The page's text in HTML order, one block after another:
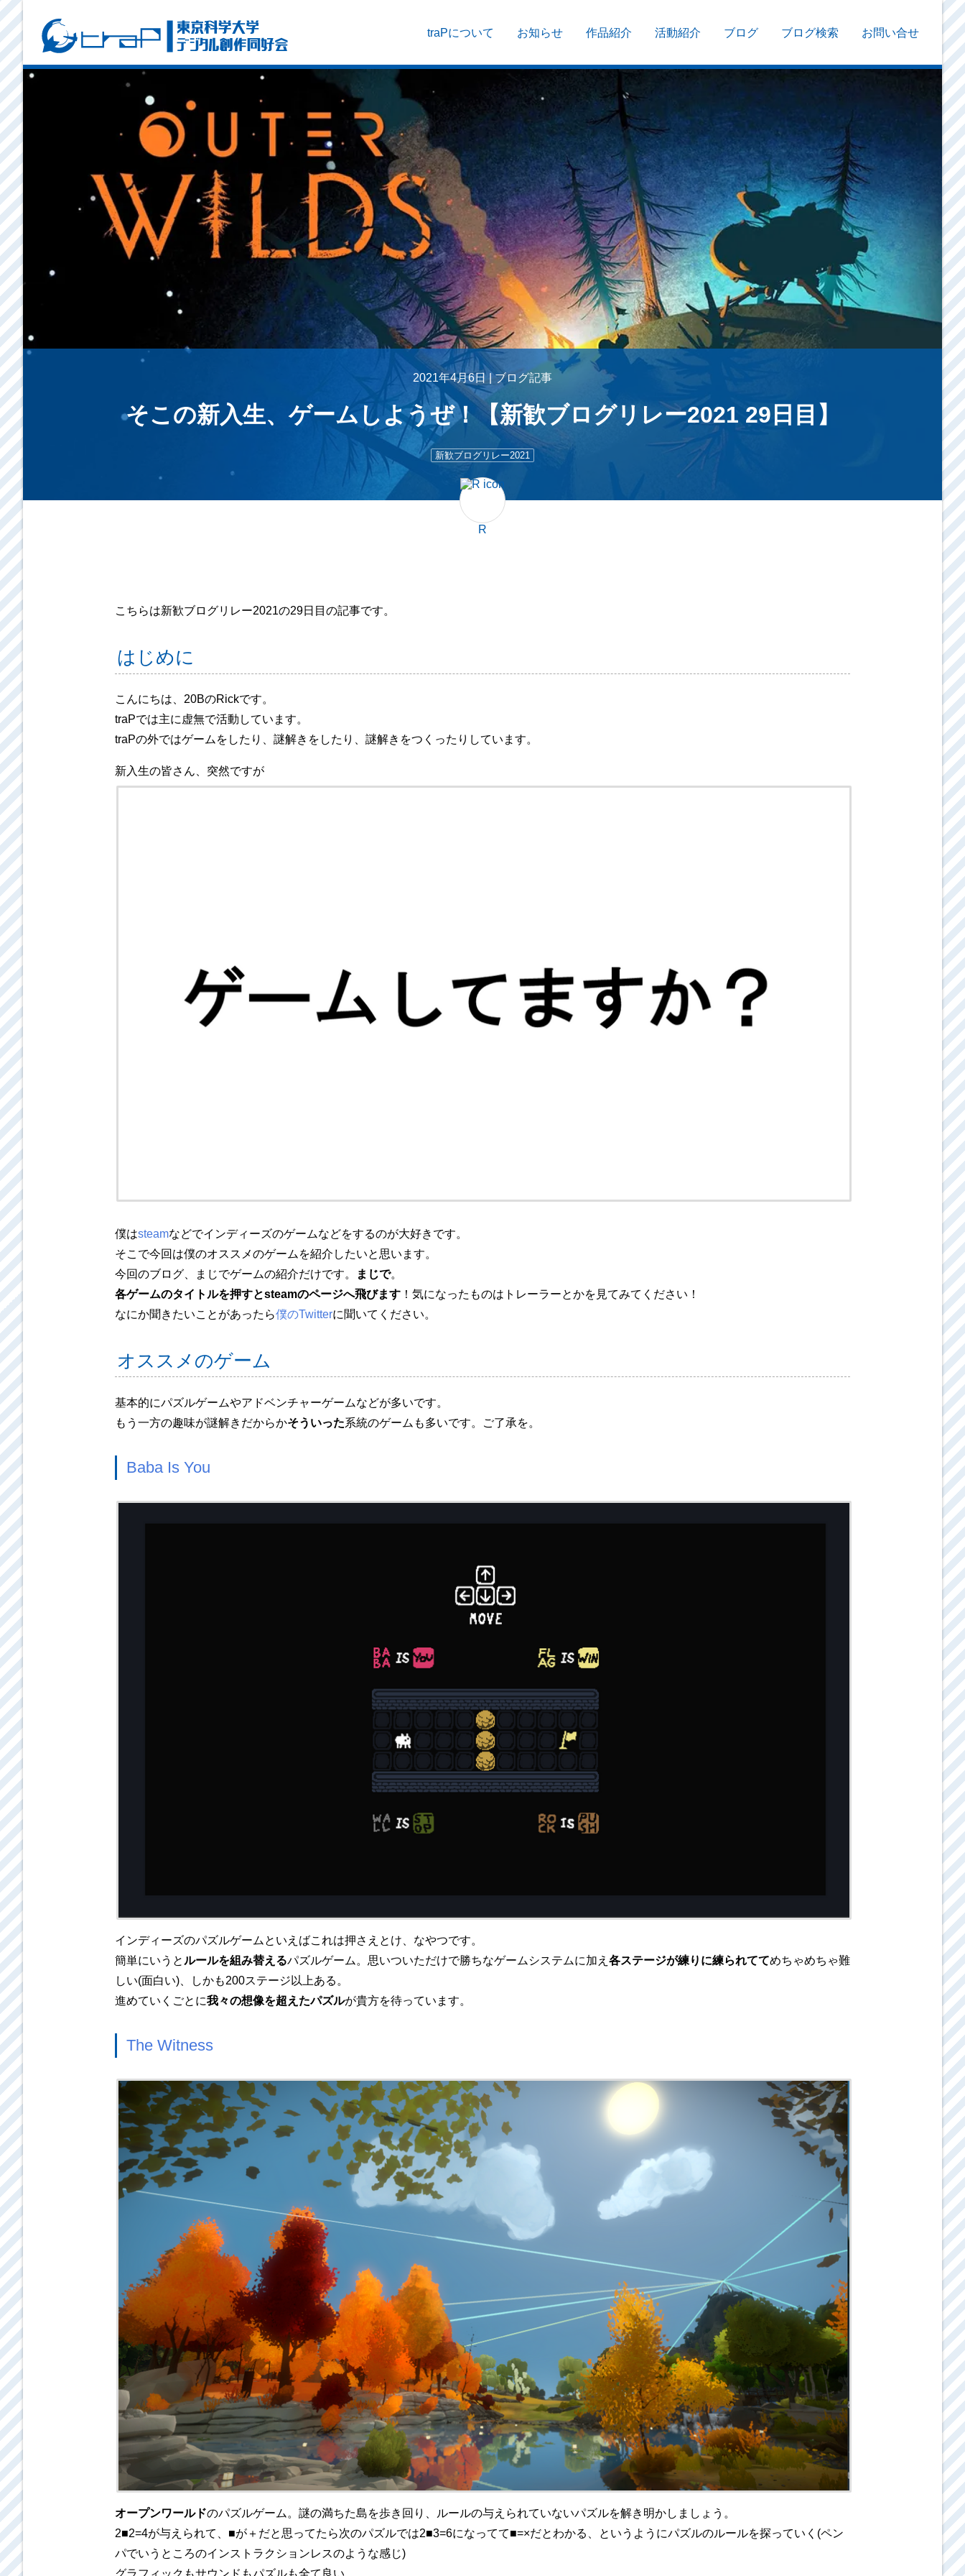
traPについて お知らせ 作品紹介 活動紹介 ブログ ブログ検索 お問い合せ
2021年4月6日 |ブログ記事
そこの新入生、ゲームしようぜ！【新歓ブログリレー2021 29日目】
新歓ブログリレー2021
R
こちらは新歓ブログリレー2021の29日目の記事です。
はじめに
こんにちは、20BのRickです。
traPでは主に虚無で活動しています。
traPの外ではゲームをしたり、謎解きをしたり、謎解きをつくったりしています。
新入生の皆さん、突然ですが
僕はsteamなどでインディーズのゲームなどをするのが大好きです。
そこで今回は僕のオススメのゲームを紹介したいと思います。
今回のブログ、まじでゲームの紹介だけです。
まじで。
各ゲームのタイトルを押すとsteamのページへ飛びます ！気になったものはトレーラーとかを見てみてください！
なにか聞きたいことがあったら僕のTwitterに聞いてください。
オススメのゲーム
基本的にパズルゲームやアドベンチャーゲームなどが多いです。
もう一方の趣味が謎解きだからかそういった系統のゲームも多いです。ご了承を。
Baba Is You
インディーズのパズルゲームといえばこれは押さえとけ、なやつです。
簡単にいうと ルールを組み替えるパズルゲーム。思いついただけで勝ちなゲームシステムに加え 各ステージが練りに練られててめちゃめちゃ難
しい(面白い)、しかも200ステージ以上ある。
進めていくごとに我々の想像を超えたパズルが貴方を待っています。
The Witness
オープンワールドのパズルゲーム。謎の満ちた島を歩き回り、ルールの与えられていないパズルを解き明かしましょう。
2■2=4が与えられて、■が＋だと思ってたら次のパズルでは2■3=6になってて■=×だとわかる、というようにパズルのルールを探っていく(ペン
パでいうところのインストラクションレスのような感じ)
グラフィックもサウンドもパズルも全て良い。